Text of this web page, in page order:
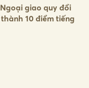
giao quy đổi
thành 10 điểm tiếng